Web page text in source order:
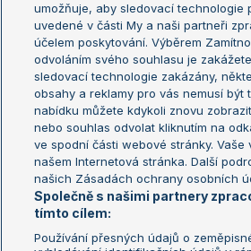
Sázkařský žebříček
Wimbledon
US Open
Turnaj mistrů
Turnaj
Aktualní trendy
Fotbalové přestupy
Livesport Daily
LS Prague Open
umožňuje, aby sledovací technologie
uvedené v části My a naši partneři
účelem poskytování. Výběrem
odvoláním svého souhlasu je
sledovací technologie zakázány,
obsahy a reklamy pro vás nemusí být
nabídku můžete kdykoli znovu
nebo souhlas odvolat kliknutím na
ve spodní části webové stránky. Vaše
našem Internetová stránka. Další
našich Zásadách ochrany osobních
Společně s našimi partnery
tímto cílem:
Používání přesných údajů o